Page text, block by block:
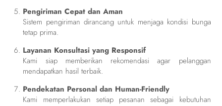
Pengiriman Cepat dan Aman
Sistem pengiriman dirancang untuk menjaga kondisi bunga
tetap prima.
Layanan Konsultasi yang Responsif
Kami siap memberikan rekomendasi agar pelanggan
mendapatkan hasil terbaik.
Pendekatan Personal dan Human-Friendly
Kami memperlakukan setiap pesanan sebagai kebutuhan